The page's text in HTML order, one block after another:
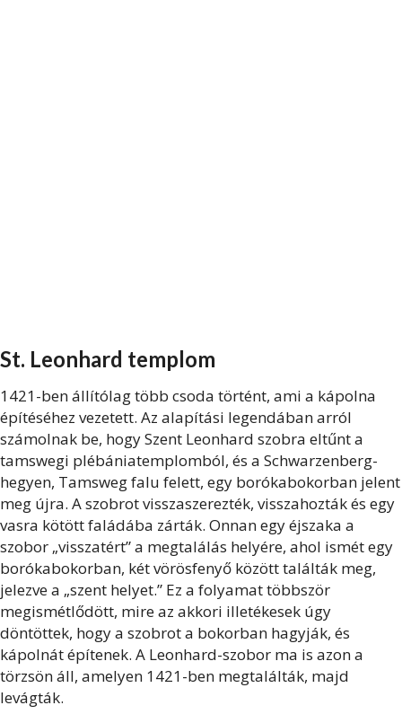
St. Leonhard templom
1421-ben állítólag több csoda történt, ami a kápolna
építéséhez vezetett. Az alapítási legendában arról
számolnak be, hogy Szent Leonhard szobra eltűnt a
tamswegi plébániatemplomból, és a Schwarzenberg-
hegyen, Tamsweg falu felett, egy borókabokorban jelent
meg újra. A szobrot visszaszerezték, visszahozták és egy
vasra kötött faládába zárták. Onnan egy éjszaka a
szobor „visszatért” a megtalálás helyére, ahol ismét egy
borókabokorban, két vörösfenyő között találták meg,
jelezve a „szent helyet.” Ez a folyamat többször
megismétlődött, mire az akkori illetékesek úgy
döntöttek, hogy a szobrot a bokorban hagyják, és
kápolnát építenek. A Leonhard-szobor ma is azon a
törzsön áll, amelyen 1421-ben megtalálták, majd
levágták.